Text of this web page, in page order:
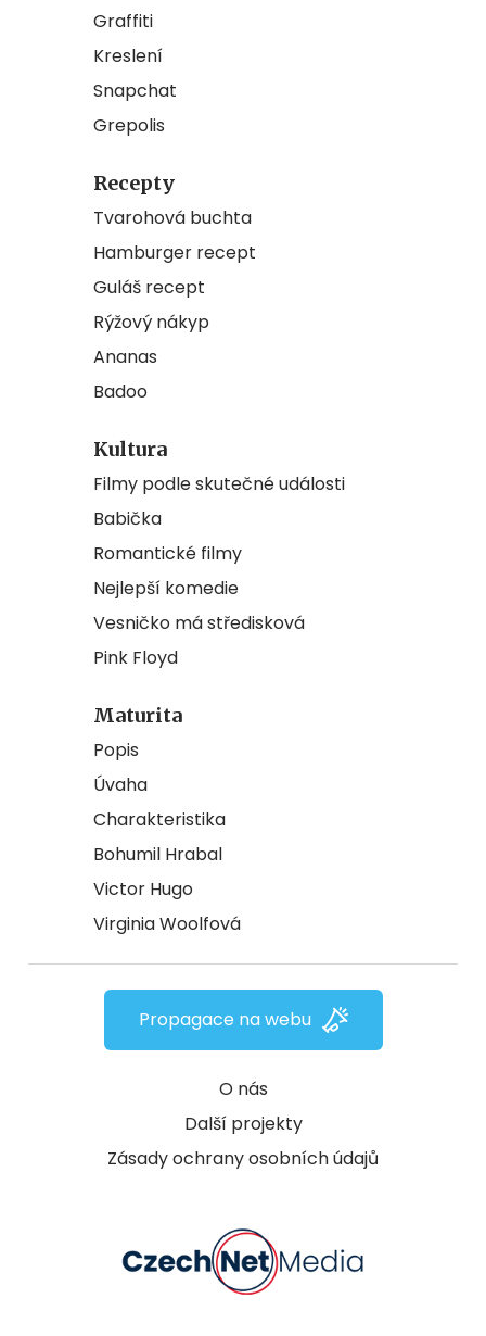
Graffiti
Kreslení
Snapchat
Grepolis
Recepty
Tvarohová buchta
Hamburger recept
Guláš recept
Rýžový nákyp
Ananas
Badoo
Kultura
Filmy podle skutečné události
Babička
Romantické filmy
Nejlepší komedie
Vesničko má středisková
Pink Floyd
Maturita
Popis
Úvaha
Charakteristika
Bohumil Hrabal
Victor Hugo
Virginia Woolfová
O nás
Další projekty
Zásady ochrany osobních údajů
Propagace na webu